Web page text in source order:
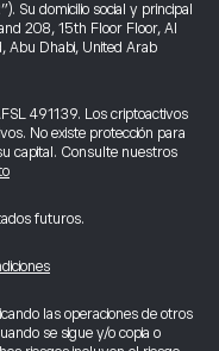
Su domicilio social y principal
208, 15th Floor Floor, Al
Abu Dhabi, United Arab
491139. Los criptoactivos
No existe protección para
capital. Consulte nuestros
futuros.
las operaciones de otros
se sigue y/o copia o